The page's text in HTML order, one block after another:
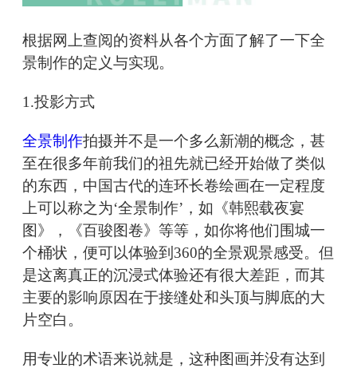
根据网上查阅的资料从各个方面了解了一下全
景制作的定义与实现。
1.投影方式
全景制作拍摄并不是一个多么新潮的概念，甚
至在很多年前我们的祖先就已经开始做了类似
的东西，中国古代的连环长卷绘画在一定程度
上可以称之为‘全景制作’，如《韩熙载夜宴
图》，《百骏图卷》等等，如你将他们围城一
个桶状，便可以体验到360的全景观景感受。但
是这离真正的沉浸式体验还有很大差距，而其
主要的影响原因在于接缝处和头顶与脚底的大
片空白。
用专业的术语来说就是，这种图画并没有达到